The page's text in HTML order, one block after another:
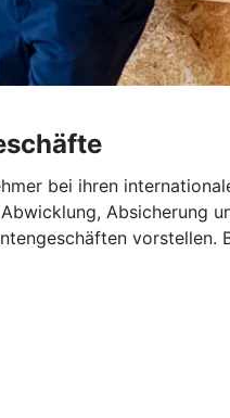
bei ihren
Absicherung
vorstellen.